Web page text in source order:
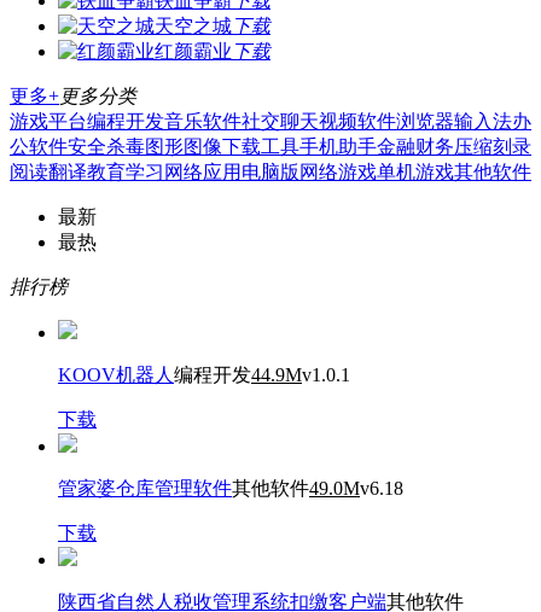
天空之城下载
红颜霸业 下载
更多+更多分类
游戏平台编程开发音乐软件社交聊天视频软件浏览器输入法办
公软件安全杀毒图形图像下载工具手机助手金融财务压缩刻录
阅读翻译教育学习 网络应用 电脑版 网络游戏单机游戏其他软件
最新
最热
排行榜
KOOV机器人 编程开发44.9Mv1.0.1
下载
管家婆仓库管理软件其他软件49.0Mv6.18
下载
陕西省自然人税收管理系统扣缴客户端其他软件